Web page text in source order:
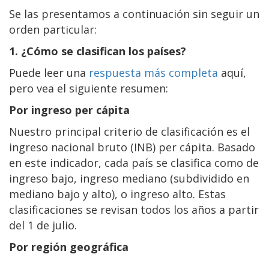
Se las presentamos a continuación sin seguir un
orden particular:
1. ¿Cómo se clasifican los países?
Puede leer una respuesta más completa aquí,
pero vea el siguiente resumen:
Por ingreso per cápita
Nuestro principal criterio de clasificación es el
ingreso nacional bruto (INB) per cápita. Basado
en este indicador, cada país se clasifica como de
ingreso bajo, ingreso mediano (subdividido en
mediano bajo y alto), o ingreso alto. Estas
clasificaciones se revisan todos los años a partir
del 1 de julio.
Por región geográfica